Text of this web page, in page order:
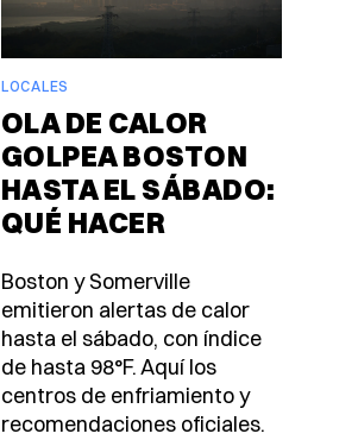
LOCALES
OLA DE CALOR
GOLPEA BOSTON
HASTA EL SÁBADO:
QUÉ HACER
Boston y Somerville
emitieron alertas de calor
hasta el sábado, con índice
de hasta 98°F. Aquí los
centros de enfriamiento y
recomendaciones oficiales.